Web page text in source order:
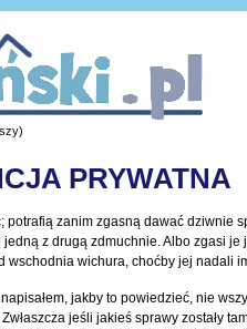
PRYWATNA
potrafią zanim zgasną dawać dziwnie
jedną z drugą zdmuchnie. Albo zgasi je
wschodnia wichura, choćby jej nadali
jakby to powiedzieć, nie
jeśli jakieś sprawy zostały